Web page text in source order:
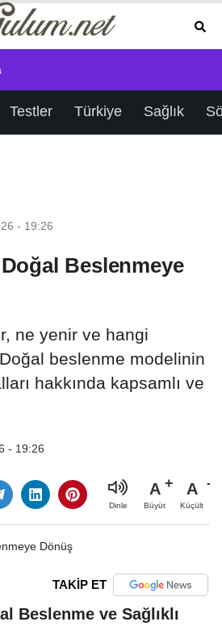
Testler Türkiye Sağlık
- 19:26
Beslenmeye
ne yenir ve hangi
beslenme modelinin
hakkında kapsamlı ve
- 19:26
Dinle
A
Büyüt
A
Küçült
TAKİP ET
Beslenme ve Sağlıklı